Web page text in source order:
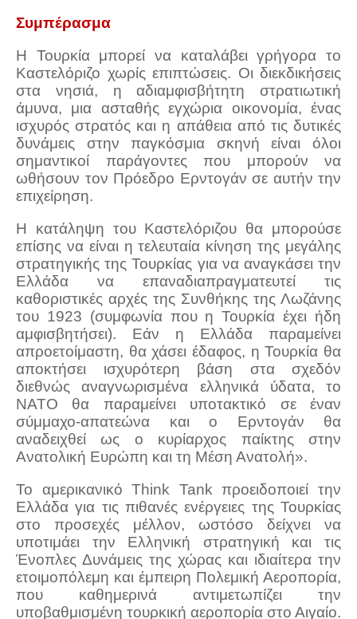
Συμπέρασμα
Η Τουρκία μπορεί να καταλάβει γρήγορα το
Καστελόριζο χωρίς επιπτώσεις. Οι διεκδικήσεις
στα νησιά, η αδιαμφισβήτητη στρατιωτική
άμυνα, μια ασταθής εγχώρια οικονομία, ένας
ισχυρός στρατός και η απάθεια από τις δυτικές
δυνάμεις στην παγκόσμια σκηνή είναι όλοι
σημαντικοί παράγοντες που μπορούν να
ωθήσουν τον Πρόεδρο Ερντογάν σε αυτήν την
επιχείρηση.
Η κατάληψη του Καστελόριζου θα μπορούσε
επίσης να είναι η τελευταία κίνηση της μεγάλης
στρατηγικής της Τουρκίας για να αναγκάσει την
Ελλάδα να επαναδιαπραγματευτεί τις
καθοριστικές αρχές της Συνθήκης της Λωζάνης
του 1923 (συμφωνία που η Τουρκία έχει ήδη
αμφισβητήσει). Εάν η Ελλάδα παραμείνει
απροετοίμαστη, θα χάσει έδαφος, η Τουρκία θα
αποκτήσει ισχυρότερη βάση στα σχεδόν
διεθνώς αναγνωρισμένα ελληνικά ύδατα, το
ΝΑΤΟ θα παραμείνει υποτακτικό σε έναν
σύμμαχο-απατεώνα και ο Ερντογάν θα
αναδειχθεί ως ο κυρίαρχος παίκτης στην
Ανατολική Ευρώπη και τη Μέση Ανατολή».
Το αμερικανικό Think Tank προειδοποιεί την
Ελλάδα για τις πιθανές ενέργειες της Τουρκίας
στο προσεχές μέλλον, ωστόσο δείχνει να
υποτιμάει την Ελληνική στρατηγική και τις
Ένοπλες Δυνάμεις της χώρας και ιδιαίτερα την
ετοιμοπόλεμη και έμπειρη Πολεμική Αεροπορία,
που καθημερινά αντιμετωπίζει την
υποβαθμισμένη τουρκική αεροπορία στο Αιγαίο.